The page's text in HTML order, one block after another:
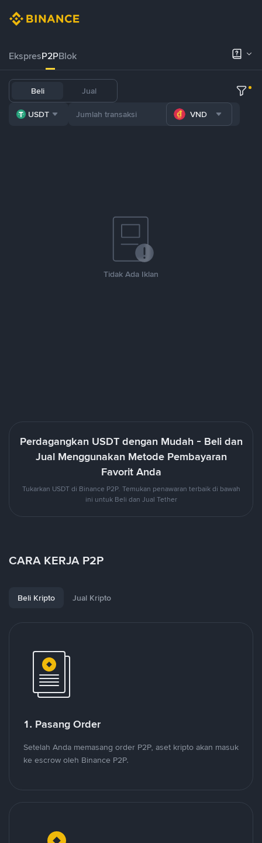
EkspresP2PBlok
Beli Jual
USDT VND
Tidak Ada Iklan
Perdagangkan USDT dengan Mudah - Beli dan
Jual Menggunakan Metode Pembayaran
Favorit Anda
Tukarkan USDT di Binance P2P. Temukan penawaran terbaik di bawah
ini untuk Beli dan Jual Tether
CARA KERJA P2P
Beli Kripto Jual Kripto
1. Pasang Order
Setelah Anda memasang order P2P, aset kripto akan masuk
ke escrow oleh Binance P2P.